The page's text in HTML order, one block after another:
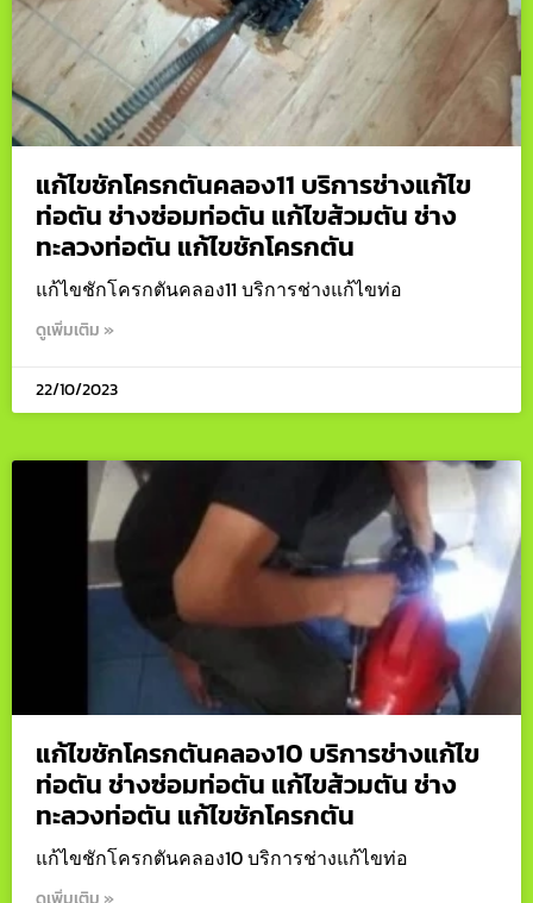
แก้ไขชักโครกตันคลอง11 บริการช่างแก้ไข
ท่อตัน ช่างซ่อมท่อตัน แก้ไขส้วมตัน ช่าง
ทะลวงท่อตัน แก้ไขชักโครกตัน
แก้ไขชักโครกตันคลอง11 บริการช่างแก้ไขท่อ
ดูเพิ่มเติม »
22/10/2023
แก้ไขชักโครกตันคลอง10 บริการช่างแก้ไข
ท่อตัน ช่างซ่อมท่อตัน แก้ไขส้วมตัน ช่าง
ทะลวงท่อตัน แก้ไขชักโครกตัน
แก้ไขชักโครกตันคลอง10 บริการช่างแก้ไขท่อ